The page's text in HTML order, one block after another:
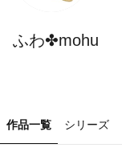
ふわ✤mohu
作品一覧 シリーズ